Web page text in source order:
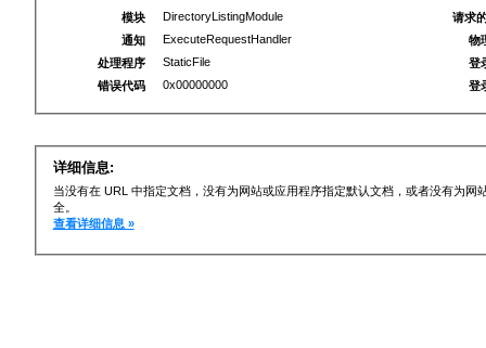
模块
DirectoryListingModule
通知
ExecuteRequestHandler
处理程序
StaticFile
错误代码
0x00000000
请求
物
登
登
详细信息:
当没有在 URL 中指定文档，没有为网站或应用程序指定默认文档，或者没有为
全。
查看详细信息 »